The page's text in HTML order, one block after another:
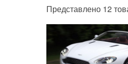
В продаже(0)
Представлено 12